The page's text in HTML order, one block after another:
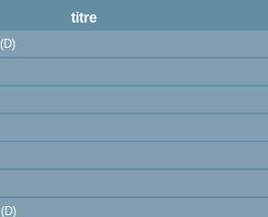
titre
(D)
(D)